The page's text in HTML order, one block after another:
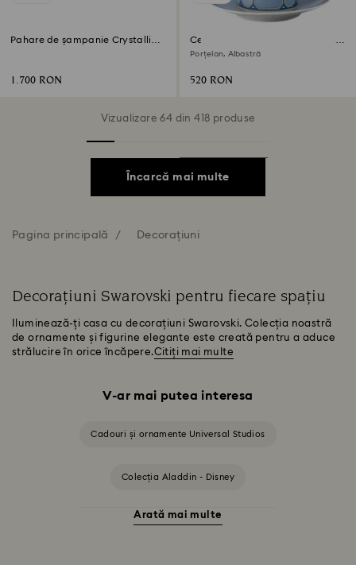
Pahare de șampanie Crystalline
1.700 RON
Ceașcă de espresso cu farfurie
Signum
Porțelan, Albastră
520 RON
Vizualizare 64 din 418 produse
Încarcă mai multe
Pagina principală Decorațiuni
Decorațiuni Swarovski pentru fiecare spațiu
Iluminează-ți casa cu decorațiuni Swarovski. Colecția noastră
de ornamente și figurine elegante este creată pentru a aduce
strălucire în orice încăpere.Citiți mai multe
V-ar mai putea interesa
Cadouri și ornamente Universal Studios
Colecția Aladdin - Disney
Colecția de porțelan Swarovski x Rosenthal
Arată mai multe